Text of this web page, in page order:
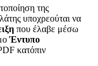
της
υποχρεούται να
που έλαβε μέσω
Έντυπο
κατόπιν